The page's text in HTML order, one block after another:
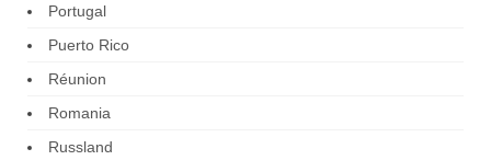
Portugal
Puerto Rico
Réunion
Romania
Russland